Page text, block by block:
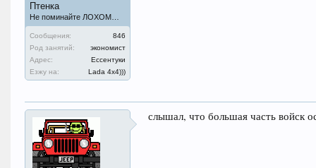
Птенка
Не поминайте ЛОХОМ…
Сообщения:
846
Род занятий:
экономист
Адрес:
Ессентуки
Езжу на:
Lada 4х4)))
слышал, что большая часть войск